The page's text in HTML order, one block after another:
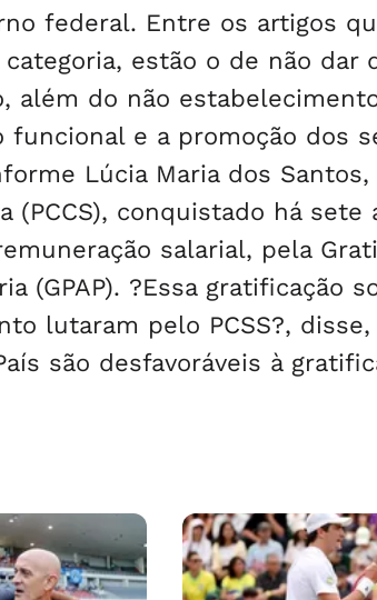
federal. Entre os artigos
estão o de não dar
além do não
funcional e a promoção dos
Lúcia Maria dos Santos,
(PCCS), conquistado há sete
salarial, pela
(GPAP). ?Essa gratificação
lutaram pelo PCSS?, disse,
são desfavoráveis à